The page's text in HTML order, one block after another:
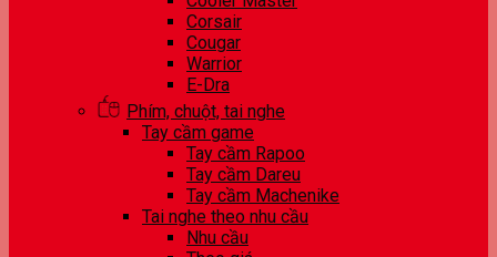
Corsair
Cougar
Warrior
E-Dra
Phím, chuột, tai nghe
Tay cầm game
Tay cầm Rapoo
Tay cầm Dareu
Tay cầm Machenike
Tai nghe theo nhu cầu
Nhu cầu